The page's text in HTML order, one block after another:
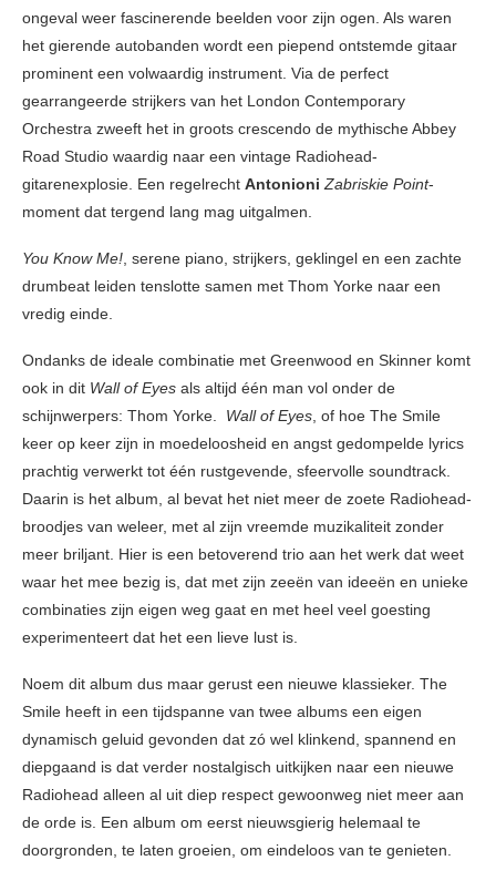
ongeval weer fascinerende beelden voor zijn ogen. Als waren
het gierende autobanden wordt een piepend ontstemde gitaar
prominent een volwaardig instrument. Via de perfect
gearrangeerde strijkers van het London Contemporary
Orchestra zweeft het in groots crescendo de mythische Abbey
Road Studio waardig naar een vintage Radiohead-
gitarenexplosie. Een regelrecht Antonioni Zabriskie Point-
moment dat tergend lang mag uitgalmen.
You Know Me!, serene piano, strijkers, geklingel en een zachte
drumbeat leiden tenslotte samen met Thom Yorke naar een
vredig einde.
Ondanks de ideale combinatie met Greenwood en Skinner komt
ook in dit Wall of Eyes als altijd één man vol onder de
schijnwerpers: Thom Yorke.
Wall of Eyes, of hoe The Smile
keer op keer zijn in moedeloosheid en angst gedompelde lyrics
prachtig verwerkt tot één rustgevende, sfeervolle soundtrack.
Daarin is het album, al bevat het niet meer de zoete Radiohead-
broodjes van weleer, met al zijn vreemde muzikaliteit zonder
meer briljant. Hier is een betoverend trio aan het werk dat weet
waar het mee bezig is, dat met zijn zeeën van ideeën en unieke
combinaties zijn eigen weg gaat en met heel veel goesting
experimenteert dat het een lieve lust is.
Noem dit album dus maar gerust een nieuwe klassieker. The
Smile heeft in een tijdspanne van twee albums een eigen
dynamisch geluid gevonden dat zó wel klinkend, spannend en
diepgaand is dat verder nostalgisch uitkijken naar een nieuwe
Radiohead alleen al uit diep respect gewoonweg niet meer aan
de orde is. Een album om eerst nieuwsgierig helemaal te
doorgronden, te laten groeien, om eindeloos van te genieten.